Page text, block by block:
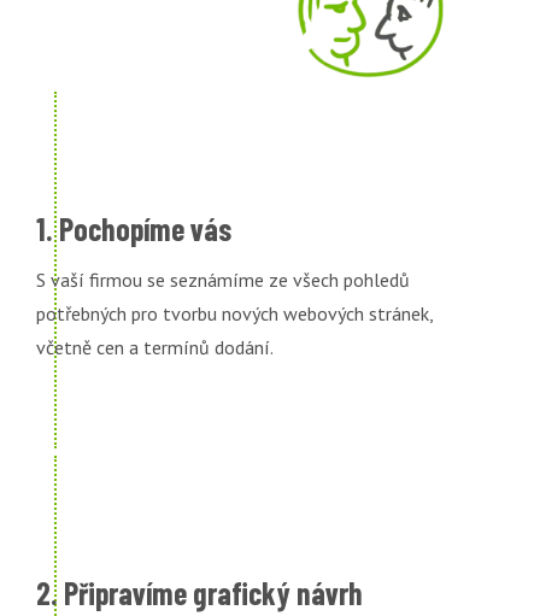
1. Pochopíme vás
S vaší firmou se seznámíme ze všech pohledů
potřebných pro tvorbu nových webových stránek,
včetně cen a termínů dodání.
2. Připravíme grafický návrh